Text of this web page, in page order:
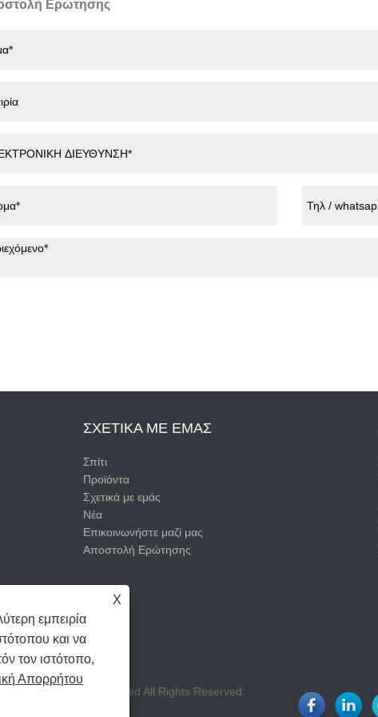
Ερώτησης
ΣΧΕΤΙΚΆ ΜΕ ΕΜΆΣ
Σπίτι
Προϊόντα
Σχετικά με εμάς
Νέα
Επικοινωνήστε μαζί μας
Αποστολή Ερώτησης
Company Limited All Rights Reserved.
X
εμπειρία
και να
τον ιστότοπο,
Απορρήτου